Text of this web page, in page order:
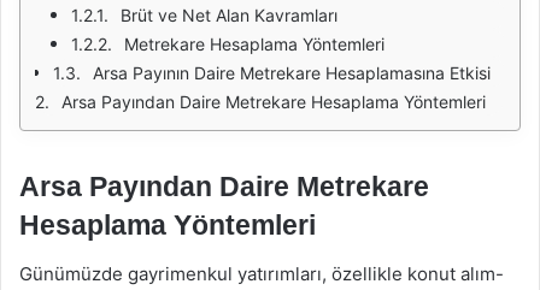
Brüt ve Net Alan Kavramları
Metrekare Hesaplama Yöntemleri
Arsa Payının Daire Metrekare Hesaplamasına Etkisi
Arsa Payından Daire Metrekare Hesaplama Yöntemleri
Arsa Payından Daire Metrekare
Hesaplama Yöntemleri
Günümüzde gayrimenkul yatırımları, özellikle konut alım-